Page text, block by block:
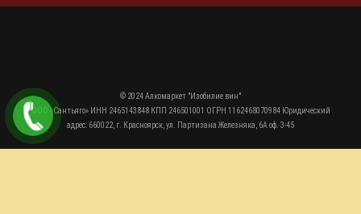
© 2024 Алкомаркет "Изобилие вин"
ООО «Сантьяго» ИНН 2465143848 КПП 246501001 ОГРН 1162468070984 Юридический
адрес: 660022, г. Красноярск, ул. Партизана Железняка, 6А оф. 3-45